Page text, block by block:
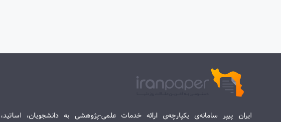
ایران پیپر سامانه‌ی یکپارچه‌ی ارائه خدمات علمی-پژوهشی به دانشجویان، اساتید،